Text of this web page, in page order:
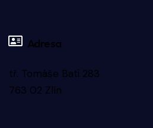
Adresa
tř. Tomáše Bati 283
763 02 Zlín